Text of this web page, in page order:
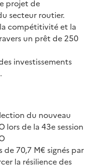
projet de
secteur routier.
compétitivité et la
un prêt de 250
investissements
du nouveau
lors de la 43e session
de 70,7 M€ signés par
la résilience des